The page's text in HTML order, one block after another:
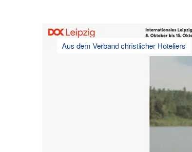
Aus dem Verband christlicher Hoteliers